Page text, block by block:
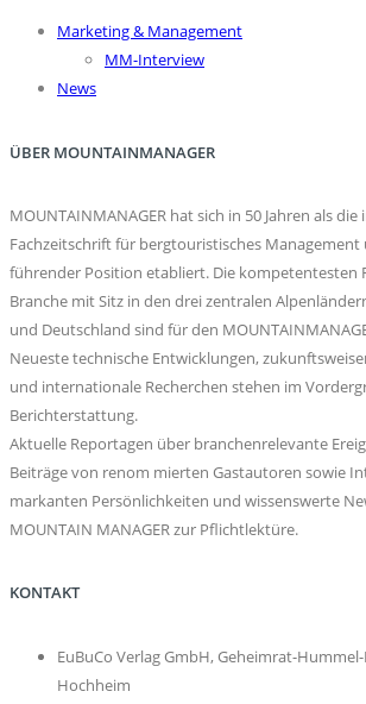
Marketing & Management
MM-Interview
News
ÜBER MOUNTAINMANAGER
MOUNTAINMANAGER hat sich in 50 Jahren als
Fachzeitschrift für bergtouristisches
führender Position etabliert. Die kompetentesten
Branche mit Sitz in den drei zentralen
und Deutschland sind für den
Neueste technische Entwicklungen,
und internationale Recherchen stehen im
Berichterstattung.
Aktuelle Reportagen über branchenrelevante
Beiträge von renom mierten Gastautoren sowie
markanten Persönlichkeiten und wissenswerte
MOUNTAIN MANAGER zur Pflichtlektüre.
KONTAKT
EuBuCo Verlag GmbH, Geheimrat-
Hochheim